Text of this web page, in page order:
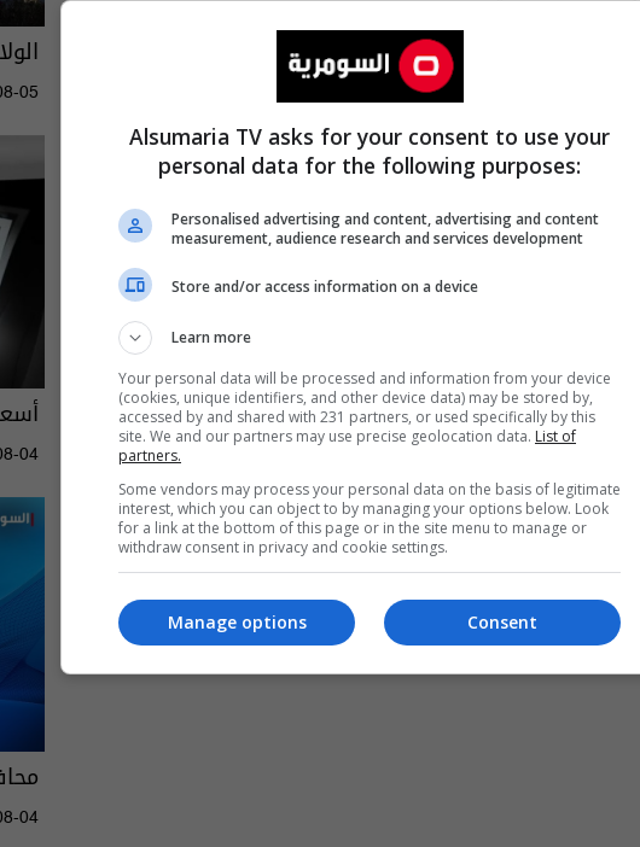
أرسلت إلينا كماً من المفخخات فلن نتخاذل ولن
وسنفشل خططكم بإذن لله تعالى من
يستمر حراكنا، أن "الحكومة عاجزة
والسلمية، وتعمل على إرسال
والمطالبة بحقوقهم التي شرعها لهم
العشرات من المصلين بين قتيل وجريح".
في حراكهم السلمي وإفشال رهان المراهنين
لن يستطيعوا الاستمرار
05
04
04
Alsumaria TV asks for your consent to use your
personal data for the following purposes:
Personalised advertising and content, advertising and content
measurement, audience research and services development
Store and/or access information on a device
Learn more
Your personal data will be processed and information from your device
(cookies, unique identifiers, and other device data) may be stored by,
accessed by and shared with 231 partners, or used specifically by this
site. We and our partners may use precise geolocation data. List of
partners.
Some vendors may process your personal data on the basis of legitimate
interest, which you can object to by managing your options below. Look
for a link at the bottom of this page or in the site menu to manage or
withdraw consent in privacy and cookie settings.
Consent
Manage options